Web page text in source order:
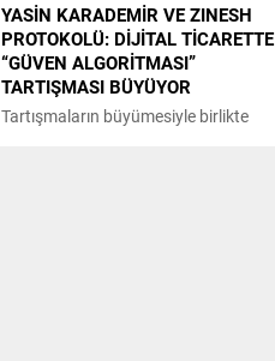
YASİN KARADEMİR VE ZINESH
PROTOKOLÜ: DİJİTAL TİCARETTE
“GÜVEN ALGORİTMASI”
TARTIŞMASI BÜYÜYOR
Tartışmaların büyümesiyle birlikte